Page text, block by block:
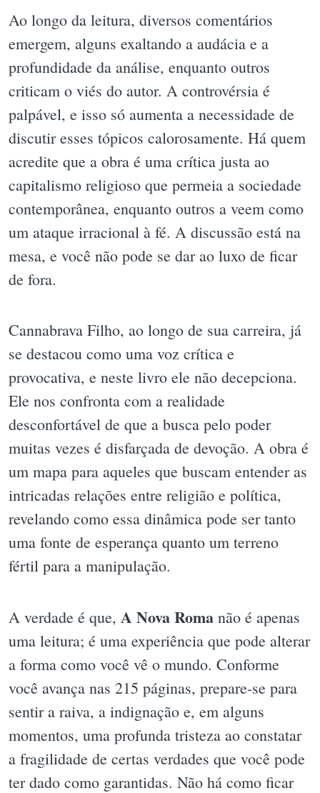
Ao longo da leitura, diversos comentários
emergem, alguns exaltando a audácia e a
profundidade da análise, enquanto outros
criticam o viés do autor. A controvérsia é
palpável, e isso só aumenta a necessidade de
discutir esses tópicos calorosamente. Há quem
acredite que a obra é uma crítica justa ao
capitalismo religioso que permeia a sociedade
contemporânea, enquanto outros a veem como
um ataque irracional à fé. A discussão está na
mesa, e você não pode se dar ao luxo de ficar
de fora.
Cannabrava Filho, ao longo de sua carreira, já
se destacou como uma voz crítica e
provocativa, e neste livro ele não decepciona.
Ele nos confronta com a realidade
desconfortável de que a busca pelo poder
muitas vezes é disfarçada de devoção. A obra é
um mapa para aqueles que buscam entender as
intricadas relações entre religião e política,
revelando como essa dinâmica pode ser tanto
uma fonte de esperança quanto um terreno
fértil para a manipulação.
A verdade é que, A Nova Roma não é apenas
uma leitura; é uma experiência que pode alterar
a forma como você vê o mundo. Conforme
você avança nas 215 páginas, prepare-se para
sentir a raiva, a indignação e, em alguns
momentos, uma profunda tristeza ao constatar
a fragilidade de certas verdades que você pode
ter dado como garantidas. Não há como ficar